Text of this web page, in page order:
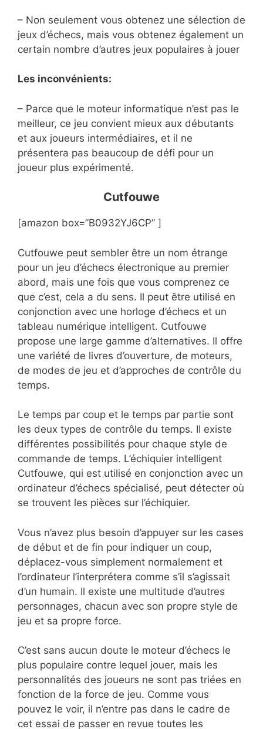
– Non seulement vous obtenez une sélection de
jeux d’échecs, mais vous obtenez également un
certain nombre d’autres jeux populaires à jouer
Les inconvénients:
– Parce que le moteur informatique n’est pas le
meilleur, ce jeu convient mieux aux débutants
et aux joueurs intermédiaires, et il ne
présentera pas beaucoup de défi pour un
joueur plus expérimenté.
Cutfouwe
[amazon box=”B0932YJ6CP” ]
Cutfouwe peut sembler être un nom étrange
pour un jeu d’échecs électronique au premier
abord, mais une fois que vous comprenez ce
que c’est, cela a du sens. Il peut être utilisé en
conjonction avec une horloge d’échecs et un
tableau numérique intelligent. Cutfouwe
propose une large gamme d’alternatives. Il offre
une variété de livres d’ouverture, de moteurs,
de modes de jeu et d’approches de contrôle du
temps.
Le temps par coup et le temps par partie sont
les deux types de contrôle du temps. Il existe
différentes possibilités pour chaque style de
commande de temps. L’échiquier intelligent
Cutfouwe, qui est utilisé en conjonction avec un
ordinateur d’échecs spécialisé, peut détecter où
se trouvent les pièces sur l’échiquier.
Vous n’avez plus besoin d’appuyer sur les cases
de début et de fin pour indiquer un coup,
déplacez-vous simplement normalement et
l’ordinateur l’interprétera comme s’il s’agissait
d’un humain. Il existe une multitude d’autres
personnages, chacun avec son propre style de
jeu et sa propre force.
C’est sans aucun doute le moteur d’échecs le
plus populaire contre lequel jouer, mais les
personnalités des joueurs ne sont pas triées en
fonction de la force de jeu. Comme vous
pouvez le voir, il n’entre pas dans le cadre de
cet essai de passer en revue toutes les